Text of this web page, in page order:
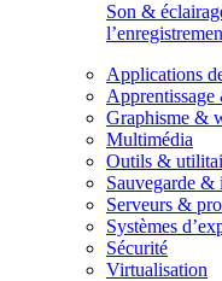
Son &
Applications
Graphisme &
Multimédia
Outils &
Sauvegarde &
Serveurs &
Systèmes
Sécurité
Virtualisation